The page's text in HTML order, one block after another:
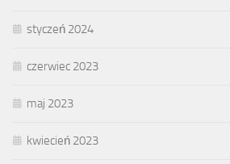
styczeń 2024
czerwiec 2023
maj 2023
kwiecień 2023